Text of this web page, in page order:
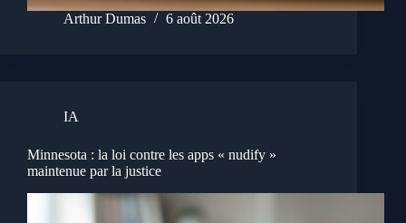
Arthur Dumas 6 août 2026
IA
Minnesota : la loi contre les apps « nudify »
maintenue par la justice